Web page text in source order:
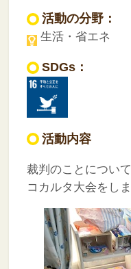
活動の分野：
生活・省エネ
SDGs：
活動内容
裁判のことについ
コカルタ大会をしま